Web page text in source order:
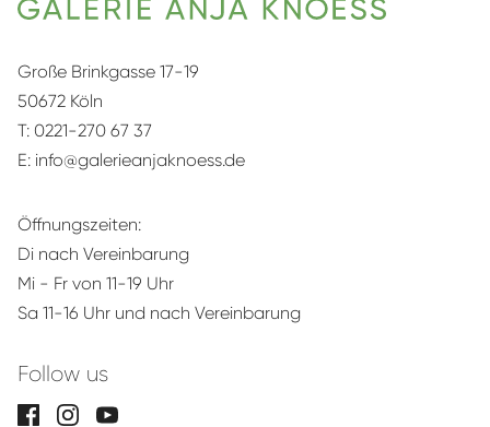
Große Brinkgasse 17-19
50672 Köln
T: 0221-270 67 37
E: info@galerieanjaknoess.de
Öffnungszeiten:
Di nach Vereinbarung
Mi - Fr von 11-19 Uhr
Sa 11-16 Uhr und nach Vereinbarung
Follow us